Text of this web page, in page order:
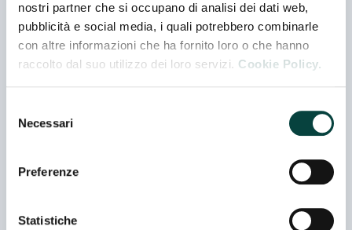
nostri partner che si occupano di analisi dei dati web,
pubblicità e social media, i quali potrebbero combinarle
con altre informazioni che ha fornito loro o che hanno
raccolto dal suo utilizzo dei loro servizi. Cookie Policy.
delNecessari
Preferenze
Statistiche
AOA - LA DELIZIOSA - TERRA ORTI "I
LOVE FRUIT & VEG FROM EUROPE"
Padiglione 03 - Stand A 026